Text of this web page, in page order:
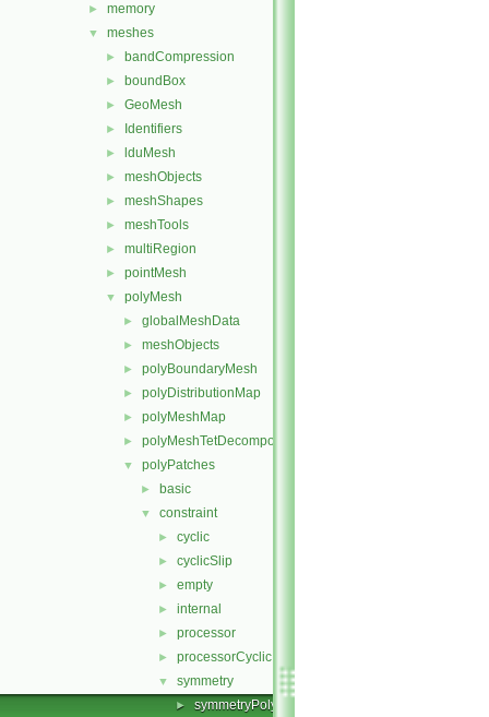
► memory
▼ meshes
► bandCompression
► boundBox
► GeoMesh
► Identifiers
► lduMesh
► meshObjects
► meshShapes
► meshTools
► multiRegion
► pointMesh
▼ polyMesh
► globalMeshData
► meshObjects
► polyBoundaryMesh
► polyDistributionMap
► polyMeshMap
► polyMeshTetDecomposition
▼ polyPatches
► basic
▼ constraint
► cyclic
► cyclicSlip
► empty
► internal
► processor
► processorCyclic
▼ symmetry
► symmetryPolyPatch.C